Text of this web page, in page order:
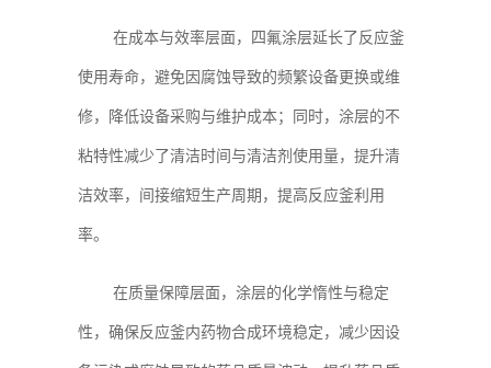
在成本与效率层面，四氟涂层延长了反应釜
使用寿命，避免因腐蚀导致的频繁设备更换或维
修，降低设备采购与维护成本；同时，涂层的不
粘特性减少了清洁时间与清洁剂使用量，提升清
洁效率，间接缩短生产周期，提高反应釜利用
率。
在质量保障层面，涂层的化学惰性与稳定
性，确保反应釜内药物合成环境稳定，减少因设